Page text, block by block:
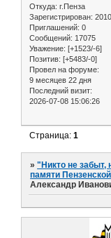
Откуда: г.Пенза
Зарегистрирован:
Приглашений: 0
Сообщений: 17075
Уважение: [+1523/-6]
Позитив: [+5483/-0]
Провел на форуме:
9 месяцев 22 дня
Последний визит:
2026-07-08 15:06:26
Страница:1
»"Никто не забыт,
памяти
Александр